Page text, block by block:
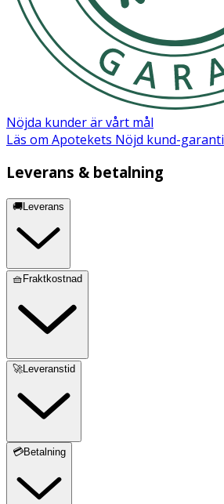
Nöjda kunder är vårt mål
Läs om Apotekets Nöjd kund-garanti
Leverans & betalning
🚚Leverans
🧺Fraktkostnad
🚀Leveranstid
💳Betalning